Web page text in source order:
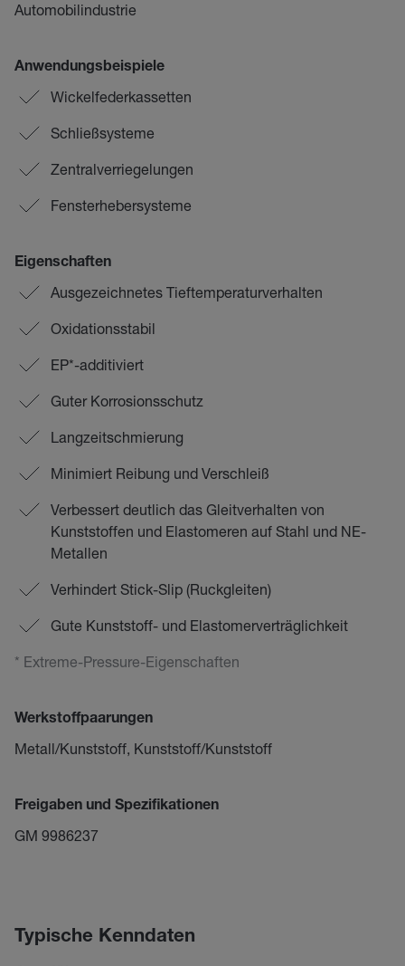
Automobilindustrie
Anwendungsbeispiele
Wickelfederkassetten
Schließsysteme
Zentralverriegelungen
Fensterhebersysteme
Eigenschaften
Ausgezeichnetes Tieftemperaturverhalten
Oxidationsstabil
EP*-additiviert
Guter Korrosionsschutz
Langzeitschmierung
Minimiert Reibung und Verschleiß
Verbessert deutlich das Gleitverhalten von
Kunststoffen und Elastomeren auf Stahl und NE-
Metallen
Verhindert Stick-Slip (Ruckgleiten)
Gute Kunststoff- und Elastomerverträglichkeit
* Extreme-Pressure-Eigenschaften
Werkstoffpaarungen
Metall/Kunststoff, Kunststoff/Kunststoff
Freigaben und Spezifikationen
GM 9986237
Typische Kenndaten